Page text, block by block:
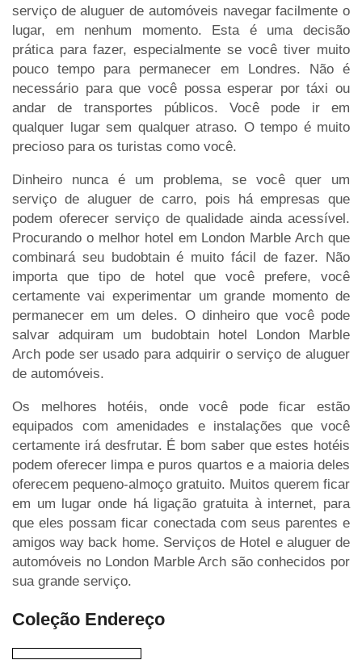
serviço de aluguer de automóveis navegar facilmente o
lugar, em nenhum momento. Esta é uma decisão
prática para fazer, especialmente se você tiver muito
pouco tempo para permanecer em Londres. Não é
necessário para que você possa esperar por táxi ou
andar de transportes públicos. Você pode ir em
qualquer lugar sem qualquer atraso. O tempo é muito
precioso para os turistas como você.
Dinheiro nunca é um problema, se você quer um
serviço de aluguer de carro, pois há empresas que
podem oferecer serviço de qualidade ainda acessível.
Procurando o melhor hotel em London Marble Arch que
combinará seu budobtain é muito fácil de fazer. Não
importa que tipo de hotel que você prefere, você
certamente vai experimentar um grande momento de
permanecer em um deles. O dinheiro que você pode
salvar adquiram um budobtain hotel London Marble
Arch pode ser usado para adquirir o serviço de aluguer
de automóveis.
Os melhores hotéis, onde você pode ficar estão
equipados com amenidades e instalações que você
certamente irá desfrutar. É bom saber que estes hotéis
podem oferecer limpa e puros quartos e a maioria deles
oferecem pequeno-almoço gratuito. Muitos querem ficar
em um lugar onde há ligação gratuita à internet, para
que eles possam ficar conectada com seus parentes e
amigos way back home. Serviços de Hotel e aluguer de
automóveis no London Marble Arch são conhecidos por
sua grande serviço.
Coleção Endereço